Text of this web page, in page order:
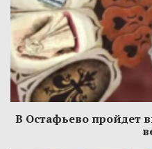
В Остафьево пройдет